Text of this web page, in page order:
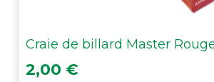
Craie de billard Master
Prix
2,00 €